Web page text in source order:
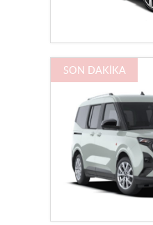
SON DAKİKA